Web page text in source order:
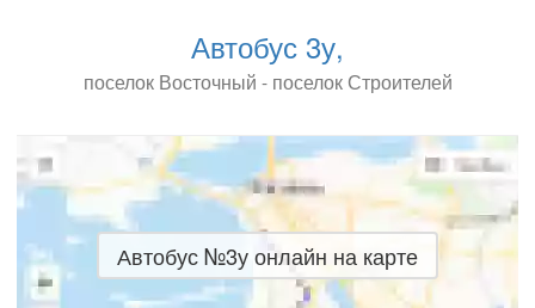
Автобус 3у,
поселок Восточный - поселок Строителей
Автобус №3у онлайн на карте